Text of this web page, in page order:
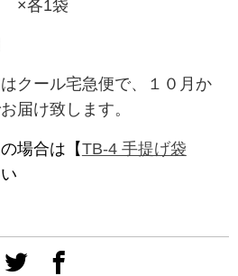
×各1袋
クール宅急便で、１０月か
届け致します。
場合は【TB-4 手提げ袋